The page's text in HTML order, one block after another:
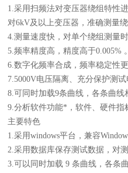
1.采用扫频法对变压器绕组特性
对6kV及以上变压器，准确测量
4.测量速度快，对单个绕组测量时
5.频率精度高，精度高于0.005% 。
6.数字化频率合成，频率稳定性更
7.5000V电压隔离、充分保护测试
8.可同时加载9条曲线，各条曲线
9.分析软件功能*，软件、硬件指
主要特色
1.采用windows平台，兼容
2.采用数据库保存测试数据，对
3.可以同时加载 9 条曲线，各条